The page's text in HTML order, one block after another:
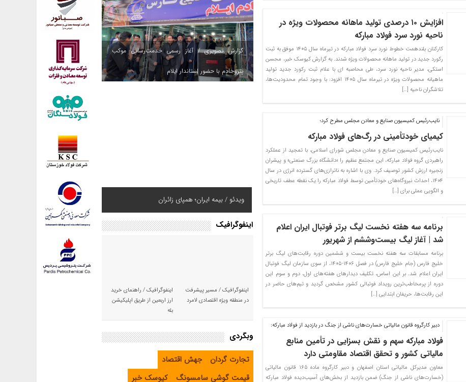
افزایش ۱۰ درصدی تولید ماهانه محصولات ویژه در
ناحیه نورد سرد فولاد مبارکه
کارکنان بلندهمت خطوط نورد سرد فولاد مبارکه در تیرماه سال ۱۴۰۵ موفق به ثبت
رکورد جدید در تولید ماهانه محصولات ویژه شدند. به گزارش کیوسک خبر، محسن
استکی، مدیر ناحیه نورد سرد، طی محاصبه ای با علام ثبت رکورد جدید تولید
ماهیانه محصولات ویژه در تیرماه سال ۱۴۰۵ افزود: با وجود تمام محدودیت‌ها،
تلاشگران ناحیه […]
نایب‌رئیس کمیسیون صنایع و معادن مجلس مطرح کرد؛
کیمیای خودتأمینی در رگ‌های فولاد مبارکه
نایب‌رئیس کمیسیون صنایع و معادن مجلس شورای اسلامی، با تمجید از عملکرد
راهبردی گروه فولاد مبارکه، این مجتمع عظیم را «دانشگاه بزرگ صنعتی» و پیشران
زنجیره ارزش کشور توصیف کرد. وی با اشاره به ناترازی‌های گسترده انرژی در سال
۱۴۰۴، احداث نیروگاه‌های خودتأمین توسط فولاد مبارکه را یک نقطه عطف تاریخی
و الگویی عملی برای […]
برنامه سه هفته نخست لیگ برتر فوتبال ایران اعلام
شد | آغاز لیگ بیست‌وششم از شهریور
برنامه مسابقات سه هفته نخست بیست و ششمین دوره رقابت‌های لیگ برتر
خلیج فارس (جام خلیج فارس) در فصل ۱۴۰۶-۱۴۰۵، از سوی سازمان لیگ فوتبال
ایران اعلام شد. بر این اساس، تکلیف دیدارهای هفته‌های اول، دوم و سوم این
دوره از پرمخاطب‌ترین رویداد فوتبالی کشور مشخص گردید و تیم‌های حاضر در
این رقابت‌ها، حریفان ابتدایی […]
دبیر کارگروه قانون مالیاتی خسارت‌های ناشی از جنگ در بازدید از فولاد مبارکه:
فولاد مبارکه سهم و نقش بسزایی در تأمین منابع
مالیاتی کشور و تحقق اقتصاد مقاومتی دارد
معاون مدیرکل مالیاتی استان اصفهان و دبیر کارگروه ماده ۱۶۵ قانون مالیاتی
(خسارت‌های ناشی از جنگ) ضمن بازدید از بخش‌های آسیب‌دیده فولاد مبارکه
گزارش تصویری / آغاز رسمی خدمت‌رسانی موکب
پتروخادم با حضور استاندار ایلام
ویدئو / بیمه ایران؛ همپای زائران
اینفوگرافیک
اینفوگرافیک / مسیر پیشرفت
در منطقه ویژه اقتصادی لامرد
اینفوگرافیک / راهنمای خرید
ارز اربعین از طریق اپلیکیشن
بله
وبگردی
تجارت گردان
جهش اقتصاد
قیمت گوشی سامسونگ
کیوسک خبر